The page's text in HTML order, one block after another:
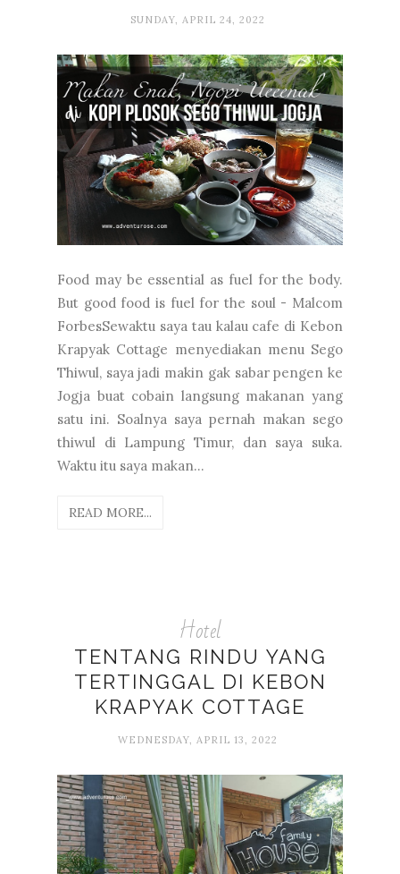
SUNDAY, APRIL 24, 2022
Food may be essential as fuel for the body.
But good food is fuel for the soul - Malcom
ForbesSewaktu saya tau kalau cafe di Kebon
Krapyak Cottage menyediakan menu Sego
Thiwul, saya jadi makin gak sabar pengen ke
Jogja buat cobain langsung makanan yang
satu ini. Soalnya saya pernah makan sego
thiwul di Lampung Timur, dan saya suka.
Waktu itu saya makan...
READ MORE...
Hotel
TENTANG RINDU YANG
TERTINGGAL DI KEBON
KRAPYAK COTTAGE
WEDNESDAY, APRIL 13, 2022